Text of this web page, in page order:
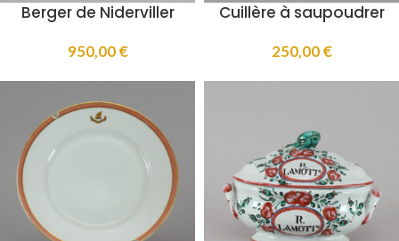
Berger de Niderviller
950,00€
Cuillère à saupoudrer
250,00€